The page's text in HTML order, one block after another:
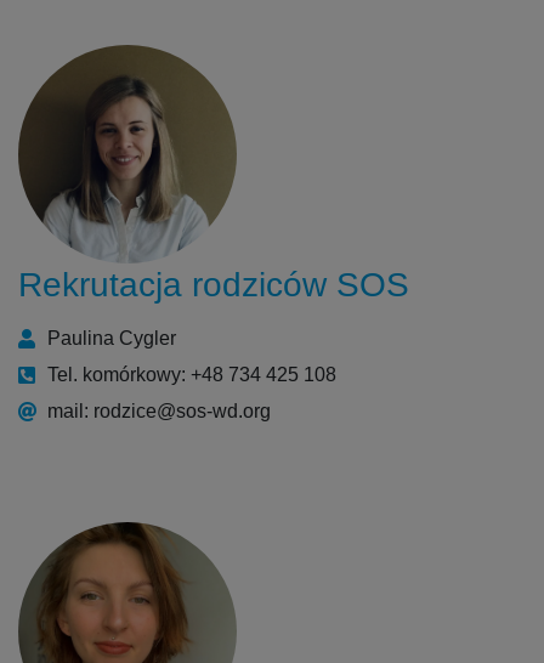
Rekrutacja rodziców SOS
Paulina Cygler
Tel. komórkowy: +48 734 425 108
mail: rodzice@sos-wd.org